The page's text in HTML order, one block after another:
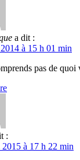
a dit :
à 15 h 01 min
pas de
:
2015 à 17 h 22 min